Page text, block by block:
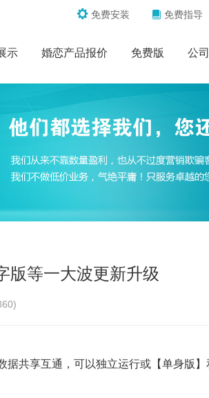
 免费安装  免费指
示 婚恋产品报价 免费版 公
版等一大波更新升级
共享互通，可以独立运行或【单身版】